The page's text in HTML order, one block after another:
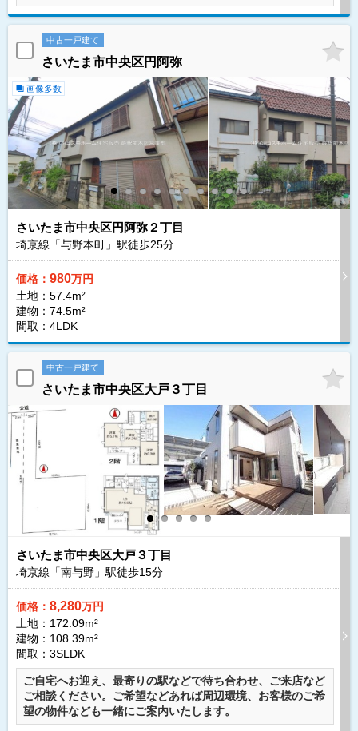
中古一戸建て
さいたま市中央区円阿弥
画像多数
さいたま市中央区円阿弥２丁目
埼京線「与野本町」駅徒歩25分
価格： 980万円
土地：57.4m²
建物：74.5m²
間取：4LDK
中古一戸建て
さいたま市中央区大戸３丁目
さいたま市中央区大戸３丁目
埼京線「南与野」駅徒歩15分
価格： 8,280万円
土地：172.09m²
建物：108.39m²
間取：3SLDK
ご自宅へお迎え、最寄りの駅などで待ち合わせ、ご来店など
ご相談ください。ご希望などあれば周辺環境、お客様のご希
望の物件なども一緒にご案内いたします。